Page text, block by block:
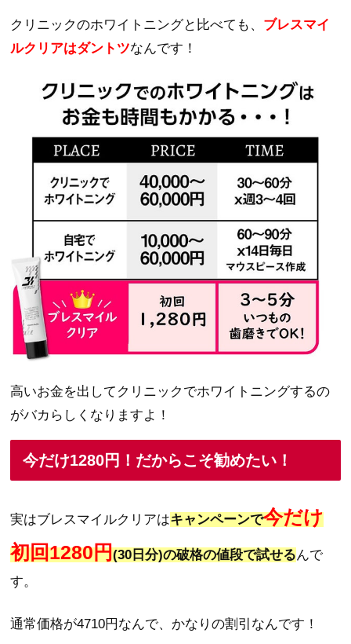
クリニックのホワイトニングと比べても、 ブレスマイ
ルクリアはダントツなんです！
高いお金を出してクリニックでホワイトニングするの
がバカらしくなりますよ！
今だけ1280円！だからこそ勧めたい！
実はブレスマイルクリアはキャンペーンで今だけ
初回1280円(30日分)の破格の値段で試せるんで
す。
通常価格が4710円なんで、かなりの割引なんです！